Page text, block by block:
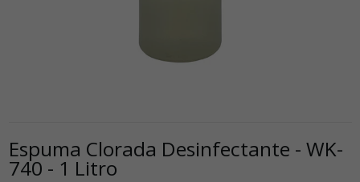
Espuma Clorada Desinfectante - WK-
740 - 1 Litro